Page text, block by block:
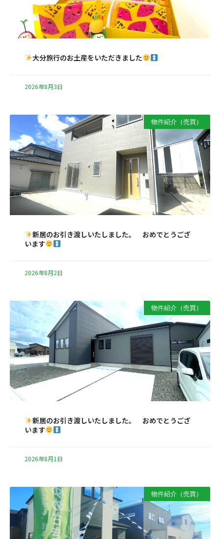
大分旅行のお土産をいただきました
2026年8月3日
物件紹介（売買）
新居のお引き渡しいたしました。 おめでとうござ
います
2026年8月2日
物件紹介（売買）
新居のお引き渡しいたしました。 おめでとうござ
います
2026年8月1日
物件紹介（売買）